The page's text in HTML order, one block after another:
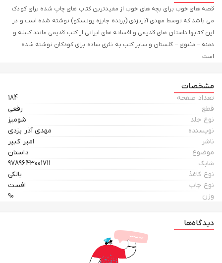
قصه های خوب برای بچه های خوب از مفیدترین کتاب های چاپ شده برای کودک
می باشد که توسط مهدی آذریزدی (برنده جایزه یونسکو) نوشته شده است و در
این کتابها داستان های قدیمی و افسانه های ایرانی از کتب قدیمی مانند کلیله و
دمنه – مثنوی – گلستان و سابر کتب به نثری ساده برای کودکان نوشته شده
است
مشخصات
تعداد صفحه
184
قطع
رقعی
نوع جلد
شومیز
نویسنده
مهدي آذر يزدي
ناشر
امير كبير
موضوع
داستان
شابک
9789643001711
نوع کاغذ
بالکی
نوع چاپ
افست
وزن
90
دیدگاه‌ها